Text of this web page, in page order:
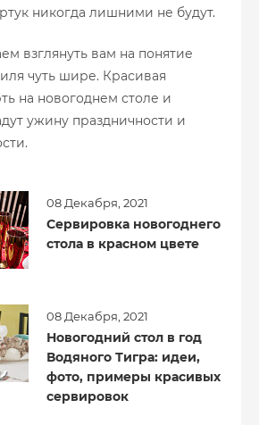
никогда лишними не будут.
взглянуть вам на понятие
чуть шире. Красивая
на новогоднем столе и
ужину праздничности и
08 Декабря, 2021
Сервировка новогоднего
стола в красном цвете
08 Декабря, 2021
Новогодний стол в год
Водяного Тигра: идеи,
фото, примеры красивых
сервировок